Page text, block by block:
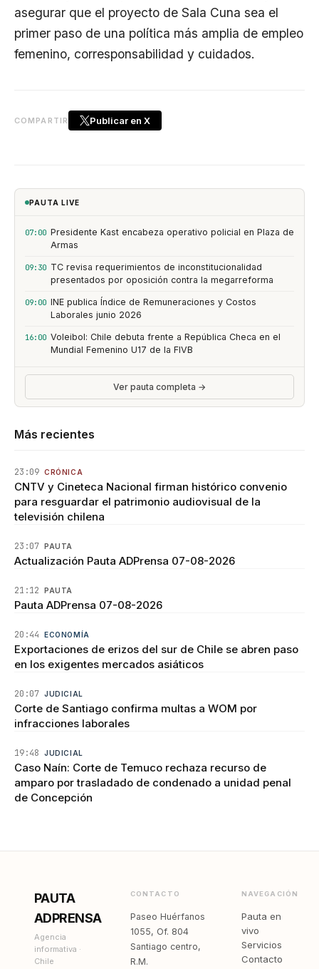
asegurar que el proyecto de Sala Cuna sea el
primer paso de una política más amplia de empleo
femenino, corresponsabilidad y cuidados.
COMPARTIR Publicar en X
PAUTA LIVE
07:00 Presidente Kast encabeza operativo policial en Plaza de
Armas
09:30 TC revisa requerimientos de inconstitucionalidad
presentados por oposición contra la megarreforma
09:00 INE publica Índice de Remuneraciones y Costos
Laborales junio 2026
16:00 Voleibol: Chile debuta frente a República Checa en el
Mundial Femenino U17 de la FIVB
Ver pauta completa →
Más recientes
23:09 CRÓNICA
CNTV y Cineteca Nacional firman histórico convenio
para resguardar el patrimonio audiovisual de la
televisión chilena
23:07 PAUTA
Actualización Pauta ADPrensa 07-08-2026
21:12 PAUTA
Pauta ADPrensa 07-08-2026
20:44 ECONOMÍA
Exportaciones de erizos del sur de Chile se abren paso
en los exigentes mercados asiáticos
20:07 JUDICIAL
Corte de Santiago confirma multas a WOM por
infracciones laborales
19:48 JUDICIAL
Caso Naín: Corte de Temuco rechaza recurso de
amparo por trasladado de condenado a unidad penal
de Concepción
PAUTA
ADPRENSA
Agencia
informativa ·
Chile
CONTACTO
Paseo Huérfanos
1055, Of. 804
Santiago centro,
R.M.
NAVEGACIÓN
Pauta en
vivo
Servicios
Contacto